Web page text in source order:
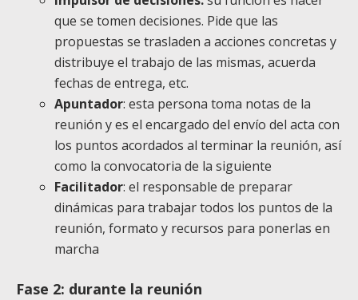
que se tomen decisiones. Pide que las
propuestas se trasladen a acciones concretas y
distribuye el trabajo de las mismas, acuerda
fechas de entrega, etc.
Apuntador: esta persona toma notas de la
reunión y es el encargado del envío del acta con
los puntos acordados al terminar la reunión, así
como la convocatoria de la siguiente
Facilitador: el responsable de preparar
dinámicas para trabajar todos los puntos de la
reunión, formato y recursos para ponerlas en
marcha
Fase 2: durante la reunión